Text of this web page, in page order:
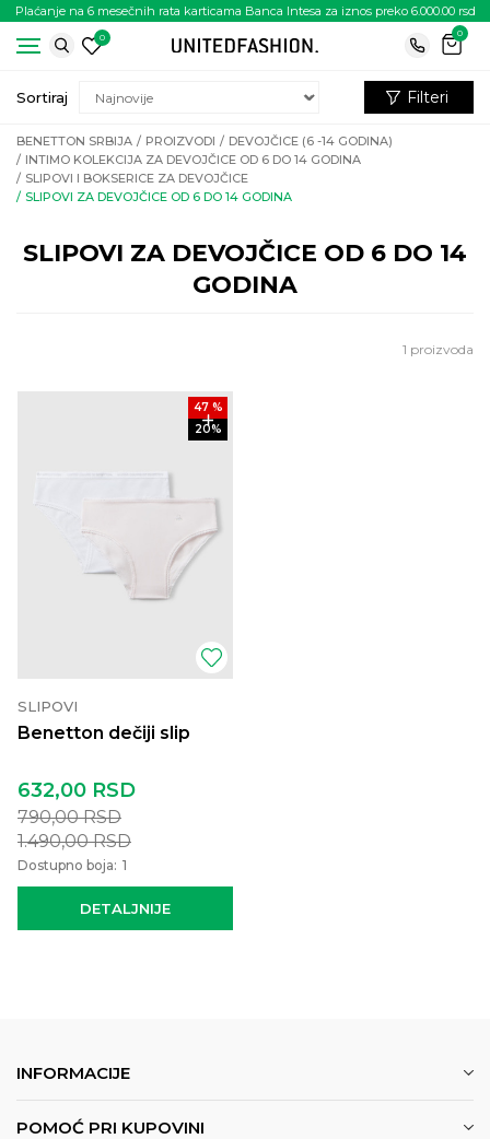
Plaćanje na 6 mesečnih rata karticama Banca Intesa za iznos preko 6.000.00 rsd
0
0
BENETTON SRBIJA PROIZVODI
DEVOJČICE (6 -14 GODINA)
INTIMO KOLEKCIJA ZA DEVOJČICE OD 6 DO 14 GODINA
SLIPOVI I BOKSERICE ZA DEVOJČICE
SLIPOVI ZA DEVOJČICE OD 6 DO 14 GODINA
SLIPOVI ZA DEVOJČICE OD 6 DO 14
GODINA
Sortiraj Filteri
1 proizvoda
47 %
20%
SLIPOVI
Benetton dečiji slip
DETALJNIJE
632,00 RSD
790,00RSD
1.490,00RSD
Dostupno boja: 1
INFORMACIJE
POMOĆ PRI KUPOVINI